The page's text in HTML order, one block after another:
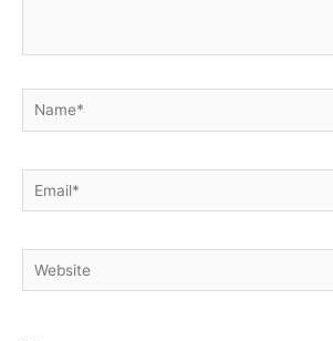
Name*
Email*
Website